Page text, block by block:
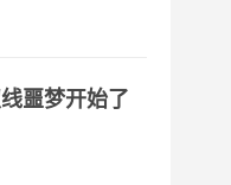
噩梦开始了